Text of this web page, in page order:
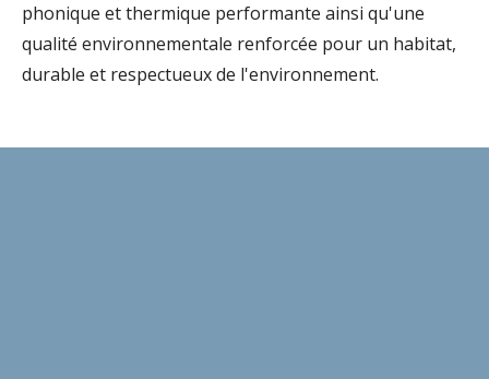
phonique et thermique performante ainsi qu'une
qualité environnementale renforcée pour un habitat,
durable et respectueux de l'environnement.